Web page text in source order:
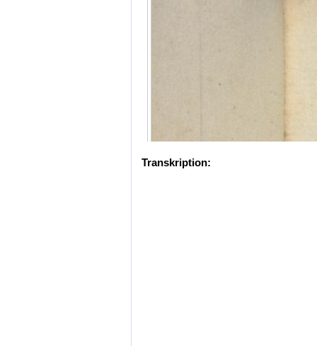
Transkription: